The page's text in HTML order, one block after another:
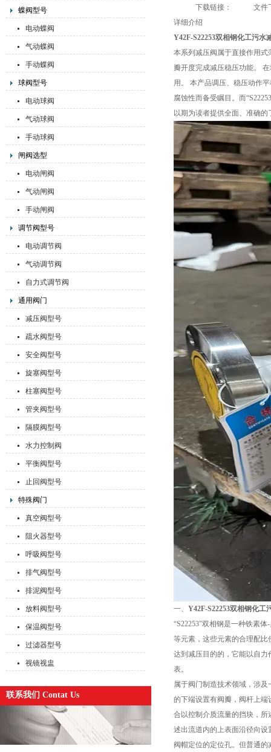
蝶阀型号
电动蝶阀
气动蝶阀
手动蝶阀
球阀型号
电动球阀
气动球阀
手动球阀
闸阀选型
电动闸阀
气动闸阀
手动闸阀
调节阀型号
电动调节阀
气动调节阀
自力式调节阀
通用阀门
减压阀型号
疏水阀型号
安全阀型号
旋塞阀型号
柱塞阀型号
管夹阀型号
隔膜阀型号
水力控制阀
平衡阀型号
止回阀型号
特殊阀门
真空阀型号
阻火器型号
呼吸阀型号
排气阀型号
排泥阀型号
放料阀型号
保温阀型号
过滤器型号
视镜视盅
联系我们 Contat Us
下载链接：
文件
详细介绍
Y42F-S22253双相钢化工污水
本系列减压阀属于直接作用
瓣开度完成减压稳压功能。
用。 本产品调压、稳压动作
腐蚀性而备受瞩目。而
以期为读者提供全面、准确的
一、 Y42F-S22253双相钢化工
“S22253"双相钢是一种铁素
等元素，这些元素的合理配比
达到减压目的的，它能以自
表。
属于阀门制造技术领域，涉
的下端设置有阀瓣，阀杆上
合以控制介质流量的挡块，
述出流道内的上表面沿径向
阀帽定位的定位孔。但普通